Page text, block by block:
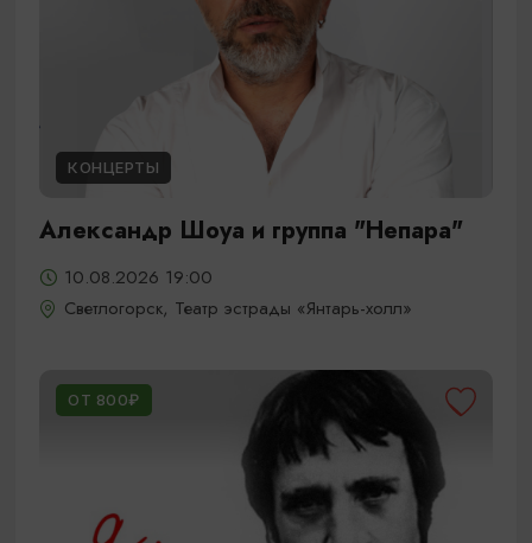
КОНЦЕРТЫ
Александр Шоуа и группа "Непара"
10.08.2026 19:00
Светлогорск, Театр эстрады «Янтарь-холл»
ОТ 800₽